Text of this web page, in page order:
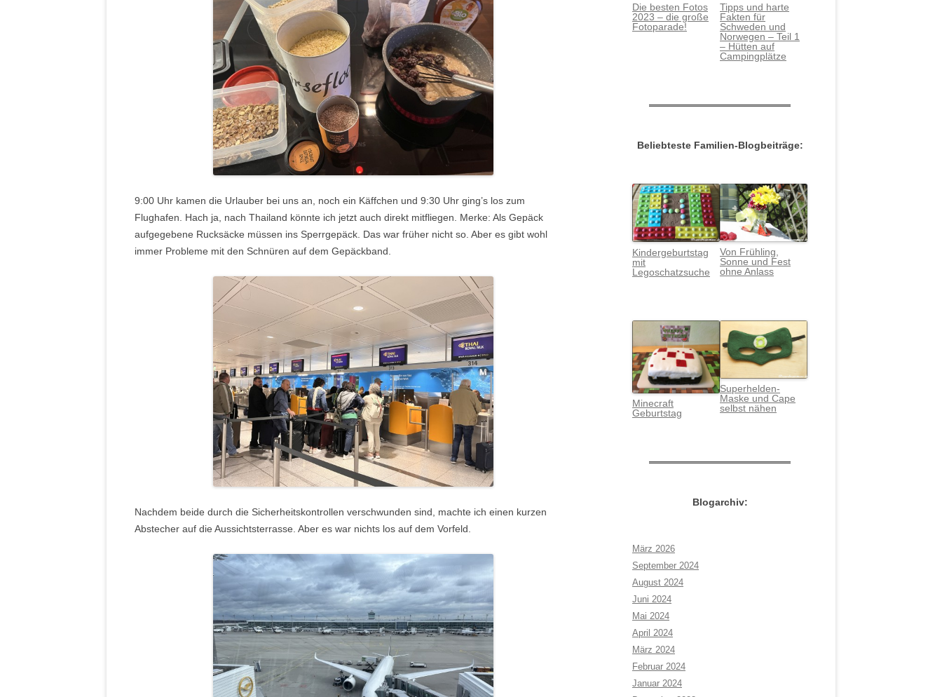
9:00 Uhr kamen die Urlauber bei uns an, noch ein Käffchen und 9:30 Uhr ging’s los zum
Flughafen. Hach ja, nach Thailand könnte ich jetzt auch direkt mitfliegen. Merke: Als Gepäck
aufgegebene Rucksäcke müssen ins Sperrgepäck. Das war früher nicht so. Aber es gibt wohl
immer Probleme mit den Schnüren auf dem Gepäckband.
Nachdem beide durch die Sicherheitskontrollen verschwunden sind, machte ich einen kurzen
Abstecher auf die Aussichtsterrasse. Aber es war nichts los auf dem Vorfeld.
Die besten Fotos
2023 – die große
Fotoparade!
Tipps und harte
Fakten für
Schweden und
Norwegen – Teil 1
– Hütten auf
Campingplätze
Beliebteste Familien-Blogbeiträge:
Kindergeburtstag
mit
Legoschatzsuche
Von Frühling,
Sonne und Fest
ohne Anlass
Minecraft
Geburtstag
Superhelden-
Maske und Cape
selbst nähen
Blogarchiv:
März 2026
September 2024
August 2024
Juni 2024
Mai 2024
April 2024
März 2024
Februar 2024
Januar 2024